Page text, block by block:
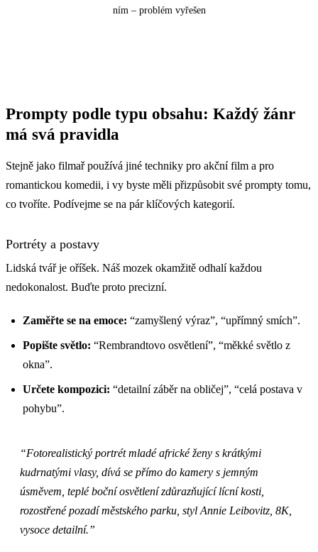
ním – problém vyřešen
Prompty podle typu obsahu: Každý žánr
má svá pravidla
Stejně jako filmař používá jiné techniky pro akční film a pro
romantickou komedii, i vy byste měli přizpůsobit své prompty tomu,
co tvoříte. Podívejme se na pár klíčových kategorií.
Portréty a postavy
Lidská tvář je oříšek. Náš mozek okamžitě odhalí každou
nedokonalost. Buďte proto precizní.
Zaměřte se na emoce: “zamyšlený výraz”, “upřímný smích”.
Popište světlo: “Rembrandtovo osvětlení”, “měkké světlo z
okna”.
Určete kompozici: “detailní záběr na obličej”, “celá postava v
pohybu”.
“Fotorealistický portrét mladé africké ženy s krátkými
kudrnatými vlasy, dívá se přímo do kamery s jemným
úsměvem, teplé boční osvětlení zdůrazňující lícní kosti,
rozostřené pozadí městského parku, styl Annie Leibovitz, 8K,
vysoce detailní.”